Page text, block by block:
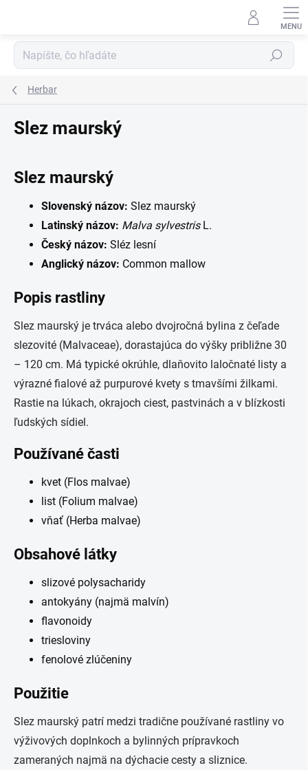
Hľadať
Herbar
Slez maurský
Slez maurský
Slovenský názov: Slez maurský
Latinský názov: Malva sylvestrisL.
Český názov: Sléz lesní
Anglický názov: Common mallow
Popis rastliny
Slez maurský je trváca alebo dvojročná bylina z čeľade
slezovité (Malvaceae), dorastajúca do výšky približne 30
– 120 cm. Má typické okrúhle, dlaňovito laločnaté listy a
výrazné fialové až purpurové kvety s tmavšími žilkami.
Rastie na lúkach, okrajoch ciest, pastvinách a v blízkosti
ľudských sídiel.
Používané časti
kvet (Flos malvae)
list (Folium malvae)
vňať (Herba malvae)
Obsahové látky
slizové polysacharidy
antokyány (najmä malvín)
flavonoidy
triesloviny
fenolové zlúčeniny
Použitie
Slez maurský patrí medzi tradične používané rastliny vo
výživových doplnkoch a bylinných prípravkoch
zameraných najmä na dýchacie cesty a sliznice.